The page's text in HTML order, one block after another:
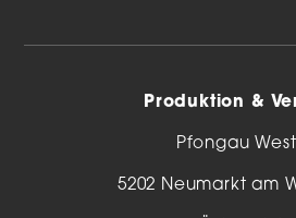
Produktion &
Pfongau
5202 Neumarkt am